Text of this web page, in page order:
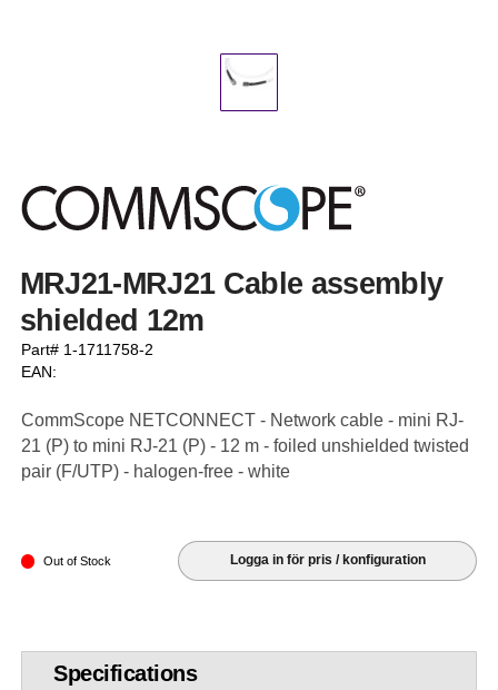
MRJ21-MRJ21 Cable assembly
shielded 12m
Part# 1-1711758-2
EAN:
CommScope NETCONNECT - Network cable - mini RJ-
21 (P) to mini RJ-21 (P) - 12 m - foiled unshielded twisted
pair (F/UTP) - halogen-free - white
Out of Stock Logga in för pris / konfiguration
Specifications